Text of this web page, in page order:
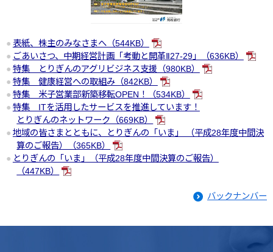
表紙、株主のみなさまへ（544KB）
ごあいさつ、中期経営計画「考動と開革Ⅱ27-29」（636KB）
特集 とりぎんのアグリビジネス支援（980KB）
特集 健康経営への取組み（842KB）
特集 米子営業部新築移転OPEN！（534KB）
特集 ITを活用したサービスを推進しています！
とりぎんのネットワーク（669KB）
地域の皆さまとともに、とりぎんの「いま」 （平成28年度中間決
算のご報告）（365KB）
とりぎんの「いま」（平成28年度中間決算のご報告）
（447KB）
バックナンバー